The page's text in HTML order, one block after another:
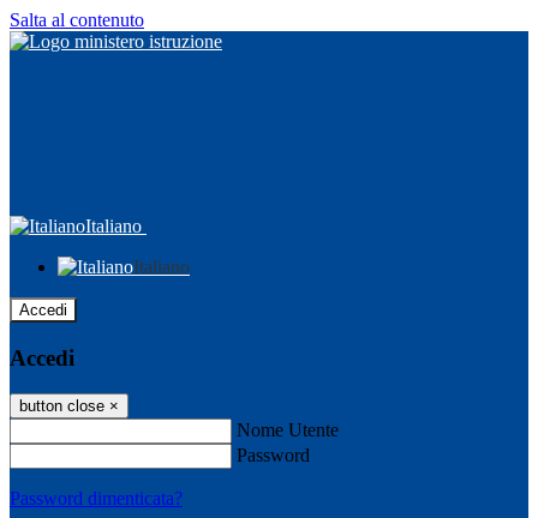
Salta al contenuto
Italiano
Italiano
Accedi
Accedi
button close ×
Nome Utente
Password
Password dimenticata?